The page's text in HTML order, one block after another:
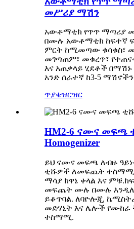
መሥሪያ ማሽን
አውቶማቲክ የጥጥ ማጣሪያ
በሙሉ አውቶማቲክ ከፍተኛ
ምርት ከሚመጣው ቁሳቁስ፣
መገጣጠም፣ መቁረጥ፣
እና አጠቃላይ ሂደቶች በማሽኑ
አንድ ሰራተኛ ከ3-5
ጥያቄዝርዝር
HM2-6 ናሙና መፍጫ
Homogenizer
ይህ ናሙና መፍጫ ለብዙ
ቲሹዎች ለመፍጨት ተስማሚ
ማሳያ ክዋኔ ቀላል እና
መፍጨት ሙሉ በሙሉ
ይቆጥባል. ለባዮሎጂ,
መድሃኒት እና ሌሎች የሙከራ
ተስማሚ.